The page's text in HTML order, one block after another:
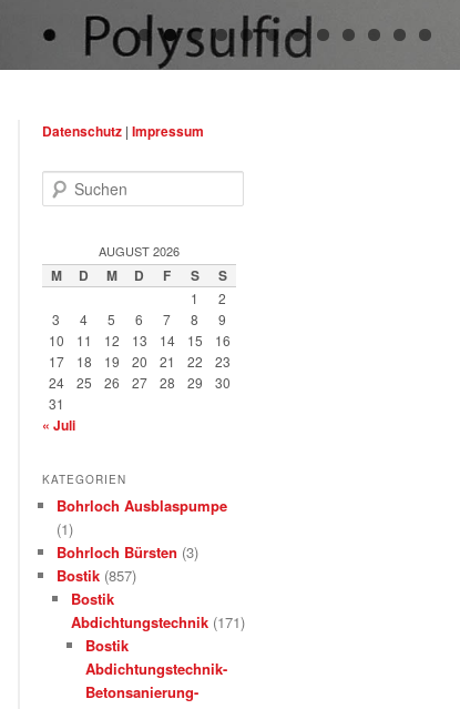
Datenschutz | Impressum
Suchen
AUGUST 2026
M D M D F S S
1
2
3
4 5 6 7 8
9
10
11 12 13 14 15
16
17
18 19 20 21 22
23
24
25 26 27 28 29
30
31
« Juli
KATEGORIEN
Bohrloch Ausblaspumpe
(1)
Bohrloch Bürsten (3)
Bostik (857)
Bostik
Abdichtungstechnik (171)
Bostik
Abdichtungstechnik-
Betonsanierung-